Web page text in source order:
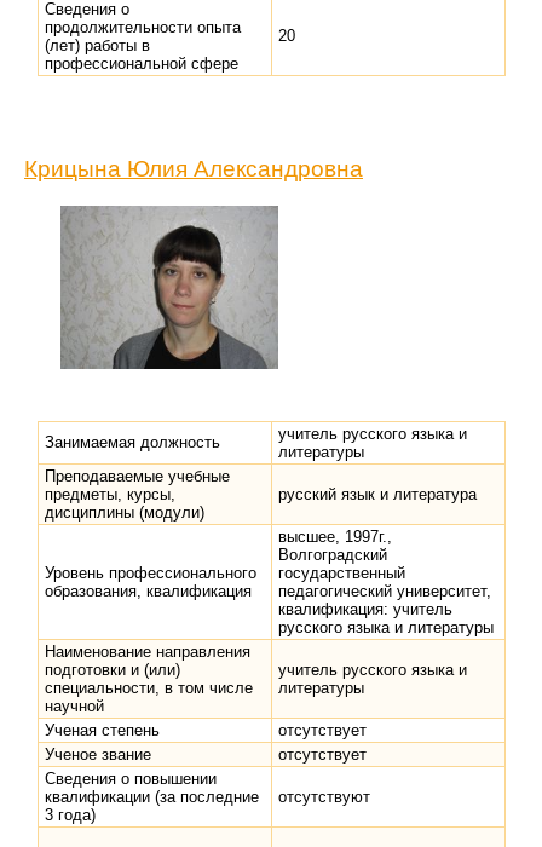
Сведения о
продолжительности опыта
(лет) работы в
профессиональной сфере
20
Крицына Юлия Александровна
Занимаемая должность
учитель русского языка и
литературы
Преподаваемые учебные
предметы, курсы,
дисциплины (модули)
русский язык и литература
Уровень профессионального
образования, квалификация
высшее, 1997г.,
Волгоградский
государственный
педагогический университет,
квалификация: учитель
русского языка и литературы
Наименование направления
подготовки и (или)
специальности, в том числе
научной
учитель русского языка и
литературы
Ученая степень
отсутствует
Ученое звание
отсутствует
Сведения о повышении
квалификации (за последние
3 года)
отсутствуют